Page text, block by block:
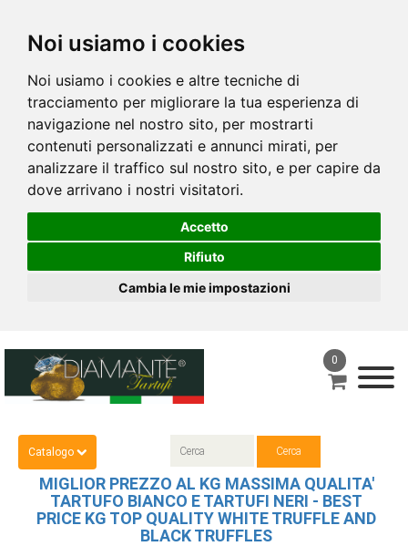
Noi usiamo i cookies
Noi usiamo i cookies e altre tecniche di
tracciamento per migliorare la tua esperienza di
navigazione nel nostro sito, per mostrarti
contenuti personalizzati e annunci mirati, per
analizzare il traffico sul nostro sito, e per capire da
dove arrivano i nostri visitatori.
Accetto
Rifiuto
Cambia le mie impostazioni
0
Catalogo
MIGLIOR PREZZO AL KG MASSIMA QUALITA'
TARTUFO BIANCO E TARTUFI NERI - BEST
PRICE KG TOP QUALITY WHITE TRUFFLE AND
BLACK TRUFFLES